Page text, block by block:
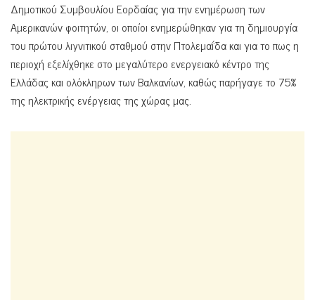
Δημοτικού Συμβουλίου Εορδαίας για την ενημέρωση των
Αμερικανών φοιτητών, οι οποίοι ενημερώθηκαν για τη δημιουργία
του πρώτου λιγνιτικού σταθμού στην Πτολεμαΐδα και για το πως η
περιοχή εξελίχθηκε στο μεγαλύτερο ενεργειακό κέντρο της
Ελλάδας και ολόκληρων των Βαλκανίων, καθώς παρήγαγε το 75%
της ηλεκτρικής ενέργειας της χώρας μας.